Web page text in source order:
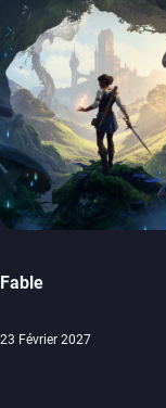
Fable
23 Février 2027